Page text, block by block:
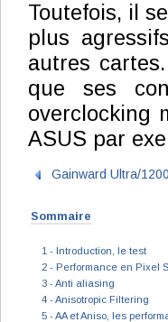
Toutefois, il
plus
autres
que ses
overclocking
ASUS par
Gainward Ultra/
Sommaire
1 - Introduction, le test
2 - Performance en Pixel
3 - Anti aliasing
4 - Anisotropic Filtering
5 - AA et Aniso, les